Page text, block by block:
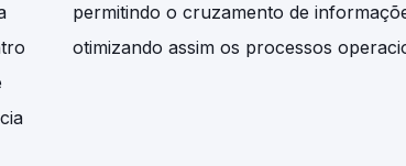
permitindo o cruzamento de
otimizando assim os processos